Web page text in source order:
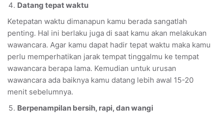
Datang tepat waktu
Ketepatan waktu dimanapun kamu berada sangatlah
penting. Hal ini berlaku juga di saat kamu akan melakukan
wawancara. Agar kamu dapat hadir tepat waktu maka kamu
perlu memperhatikan jarak tempat tinggalmu ke tempat
wawancara berapa lama. Kemudian untuk urusan
wawancara ada baiknya kamu datang lebih awal 15-20
menit sebelumnya.
Berpenampilan bersih, rapi, dan wangi